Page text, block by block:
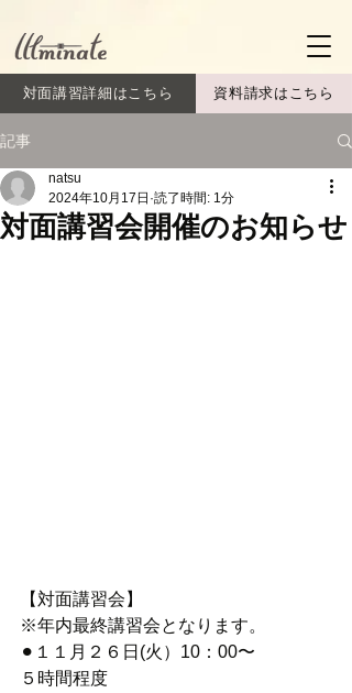
資料請求はこちら
対面講習詳細はこちら
記事
対面講習会開催のお知らせ
natsu
2024年10月17日 読了時間: 1分
【対面講習会】
※年内最終講習会となります。
⚫︎１１月２６日(火）10：00〜
５時間程度